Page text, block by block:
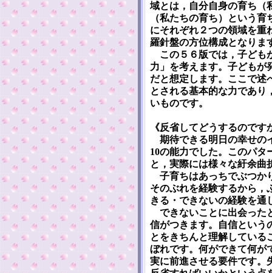
域とは，自分自身の育ち（
（私たちの育ち）という
にそれぞれ２つの領域を重
羅針盤の方位構成となりま
この５６版では，子ども
力」を考えます。子どもが
だと想定します。ここで述
とされる基本的な力であり
いものです。
《反省してどうするのです
期待できる明日の幸せの
10の能力でした。このパタ
と，実際には様々な紆余曲
子育ちはあっちでぶつか
そのぶれを経験するから，
きる・できないの経験を通
できないことに出会った
信がつきます。自信という
とをきちんと理解している
ぼれです。何ができて何が
実に前進させる要件です。